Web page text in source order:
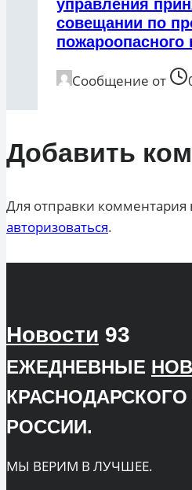
управления
совещании по
пожароопасного
Сообщение от
Добавить
Для отправки
авторизоваться.
Новости 93
ЕЖЕДНЕВНЫЕ
КРАСНОДАРСКОГО
РОССИИ.
МЫ ВЕРИМ В ЛУЧШЕЕ.